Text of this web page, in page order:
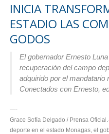
INICIA
ESTADIO LAS
GODOS
El gobernador Ernesto
recuperación del campo
adquirido por el mandatario
Conectados con Ernesto,
—-
Grace Sofía Delgado / Prensa
deporte en el estado Monagas, el